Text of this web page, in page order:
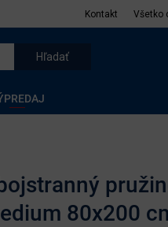
Kontakt Všetko
80x200